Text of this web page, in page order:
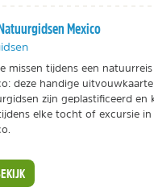
Mexico
missen tijdens een natuurreis
deze handige
zijn geplastificeerd en
elke tocht of excursie in